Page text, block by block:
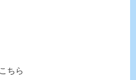
ちら